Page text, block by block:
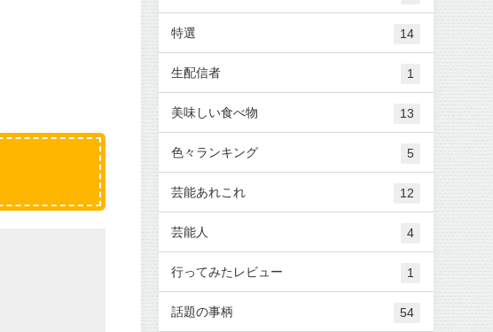
特選 14
生配信者 1
美味しい食べ物 13
色々ランキング 5
芸能あれこれ 12
芸能人 4
行ってみたレビュー 1
話題の事柄 54